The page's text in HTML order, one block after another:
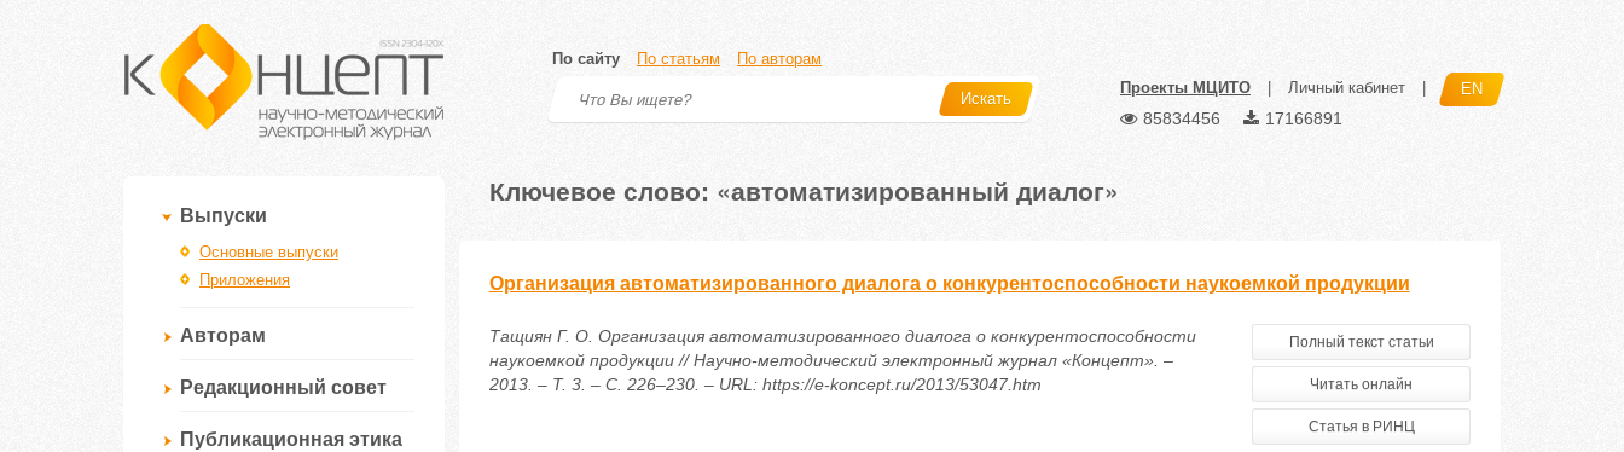
По сайту По статьям По авторам
Искать
Проекты МЦИТО Личный кабинет EN
85834456 17166891
Выпуски
Основные выпуски
Приложения
Авторам
Редакционный совет
Публикационная этика
Ключевое слово: «автоматизированный диалог»
Организация автоматизированного диалога о конкурентоспособности наукоемкой продукции
Тащиян Г. О. Организация автоматизированного диалога о конкурентоспособности
наукоемкой продукции // Научно-методический электронный журнал «Концепт». –
2013. – Т. 3. – С. 226–230. – URL: https://e-koncept.ru/2013/53047.htm
Полный текст статьи
Читать онлайн
Статья в РИНЦ